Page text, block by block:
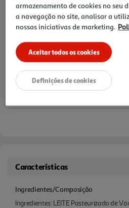
Notas de preparação
Características
Ingredientes/Composição
Ingredientes: LEITE Pasteurizado de
armazenamento de cookies no seu
a navegação no site, analisar a
nossas iniciativas de marketing.
Aceitar todos os cookies
Definições de cookies